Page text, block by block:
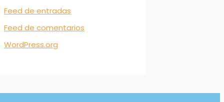
Feed de entradas
Feed de comentarios
WordPress.org